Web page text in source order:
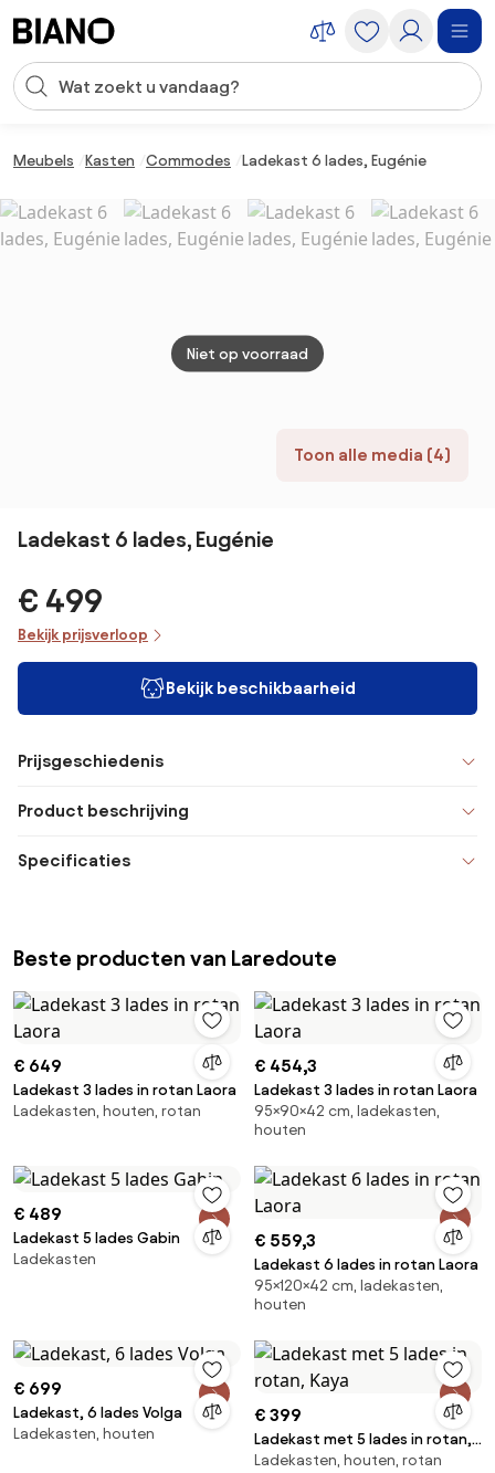
Zoekopdracht invoeren
Meubels Kasten Commodes Ladekast 6 lades, Eugénie
Toon alle media (4)
Niet op voorraad
Ladekast 6 lades, Eugénie
€ 499
Bekijk prijsverloop
Bekijk beschikbaarheid
Prijsgeschiedenis
Product beschrijving
Specificaties
Beste producten van Laredoute
€ 649
Ladekast 3 lades in rotan Laora
Ladekasten, houten, rotan
€ 454,3
Ladekast 3 lades in rotan Laora
95×90×42 cm, ladekasten,
houten
€ 489
Ladekast 5 lades Gabin
Ladekasten
€ 559,3
Ladekast 6 lades in rotan Laora
95×120×42 cm, ladekasten,
houten
€ 699
Ladekast, 6 lades Volga
Ladekasten, houten
€ 399
Ladekast met 5 lades in rotan,
Kaya
Ladekasten, houten, rotan